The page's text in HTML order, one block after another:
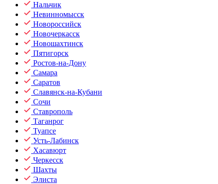
Нальчик
Невинномысск
Новороссийск
Новочеркасск
Новошахтинск
Пятигорск
Ростов-на-Дону
Самара
Саратов
Славянск-на-Кубани
Сочи
Ставрополь
Таганрог
Туапсе
Усть-Лабинск
Хасавюрт
Черкесск
Шахты
Элиста